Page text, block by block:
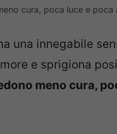
cura, poca luce e poca
una innegabile
e sprigiona
meno cura,